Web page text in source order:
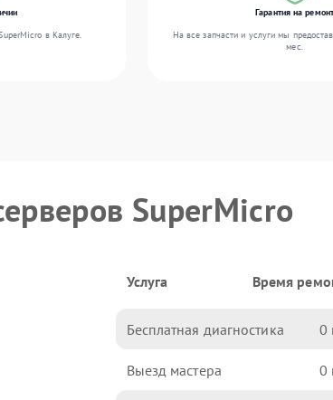
в Калуге.
Гарантия на ремонт
На все запчасти и услуги мы
мес.
SuperMicro
Услуга Время
Бесплатная диагностика 0
Выезд мастера 0